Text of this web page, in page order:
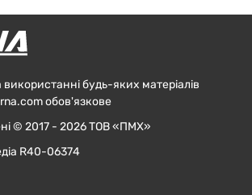
будь-яких матеріалів
обов'язкове
© 2017 - 2026 ТОВ «ПМХ»
R40-06374